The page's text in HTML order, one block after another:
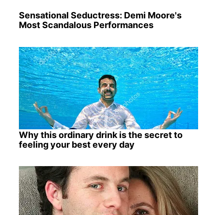
Sensational Seductress: Demi Moore's
Most Scandalous Performances
Why this ordinary drink is the secret to
feeling your best every day